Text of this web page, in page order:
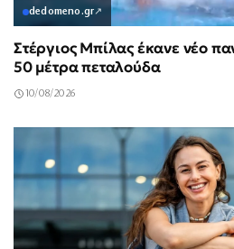
dedomeno.gr↗
Στέργιος Μπίλας έκανε νέο
50 μέτρα πεταλούδα
10/08/2026